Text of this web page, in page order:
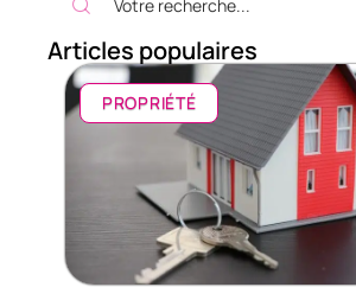
Articles populaires
PROPRIÉTÉ